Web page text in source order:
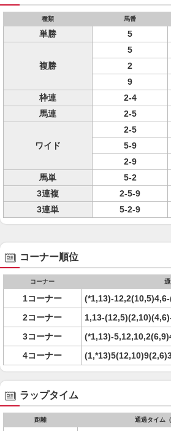
種類 馬番
単勝 5
複勝
5
2
9
枠連
2-4
馬連
2-5
ワイド
2-5
5-9
2-9
馬単
5-2
3連複
2-5-9
3連単
5-2-9
コーナー順位
コーナー
1コーナー
(*1,13)-
2コーナー
1,13-
3コーナー
(*1,13)-
4コーナー
ラップタイム
距離 通過タイム